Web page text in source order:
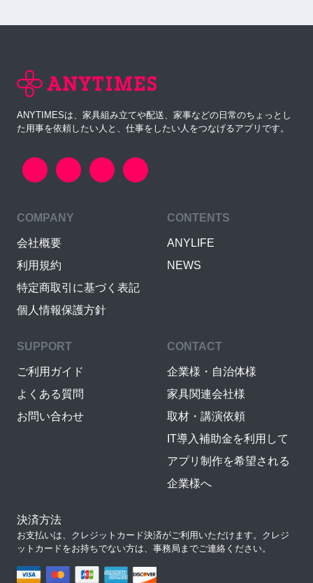
ANYTIMESは、家具組み立てや配送、家事などの日常のちょっとし
た用事を依頼したい人と、仕事をしたい人をつなげるアプリです。
COMPANY
会社概要
利用規約
特定商取引に基づく表記
個人情報保護方針
CONTENTS
ANYLIFE
NEWS
SUPPORT
ご利用ガイド
よくある質問
お問い合わせ
CONTACT
企業様・自治体様
家具関連会社様
取材・講演依頼
IT導入補助金を利用して
アプリ制作を希望される
企業様へ
決済方法
お支払いは、クレジットカード決済がご利用いただけます。クレジ
ットカードをお持ちでない方は、事務局までご連絡ください。